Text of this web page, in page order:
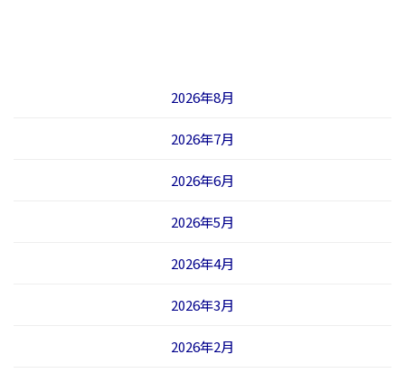
2026年8月
2026年7月
2026年6月
2026年5月
2026年4月
2026年3月
2026年2月